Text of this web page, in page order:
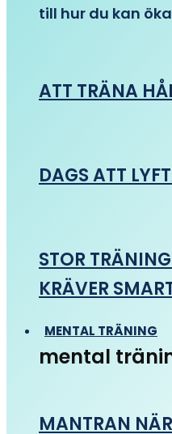
till hur du kan
ATT TRÄNA
DAGS ATT
STOR
KRÄVER
MENTAL TRÄNING
mental
MANTRAN